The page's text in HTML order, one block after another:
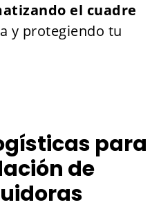
el cuadre
y protegiendo tu
para
de